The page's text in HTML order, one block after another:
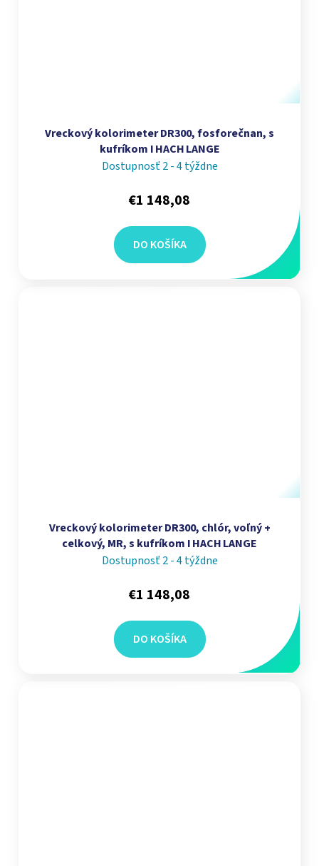
Vreckový kolorimeter DR300, fosforečnan, s
kufríkom I HACH LANGE
Dostupnosť 2 - 4 týždne
€1 148,08
DO KOŠÍKA
Vreckový kolorimeter DR300, chlór, voľný +
celkový, MR, s kufríkom I HACH LANGE
Dostupnosť 2 - 4 týždne
€1 148,08
DO KOŠÍKA